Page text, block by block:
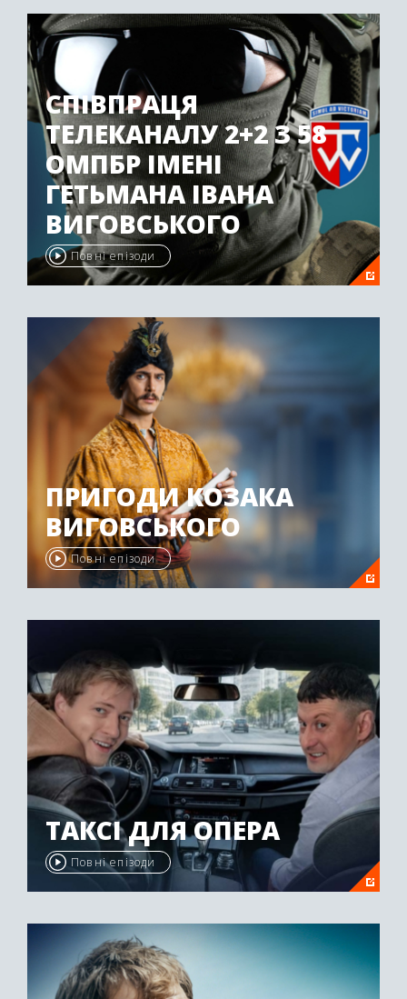
СПІВПРАЦЯ
ТЕЛЕКАНАЛУ 2+2 З 58
ОМПБР ІМЕНІ
ГЕТЬМАНА ІВАНА
ВИГОВСЬКОГО
Повні епізоди
ПРИГОДИ КОЗАКА
ВИГОВСЬКОГО
Повні епізоди
ТАКСІ ДЛЯ ОПЕРА
Повні епізоди